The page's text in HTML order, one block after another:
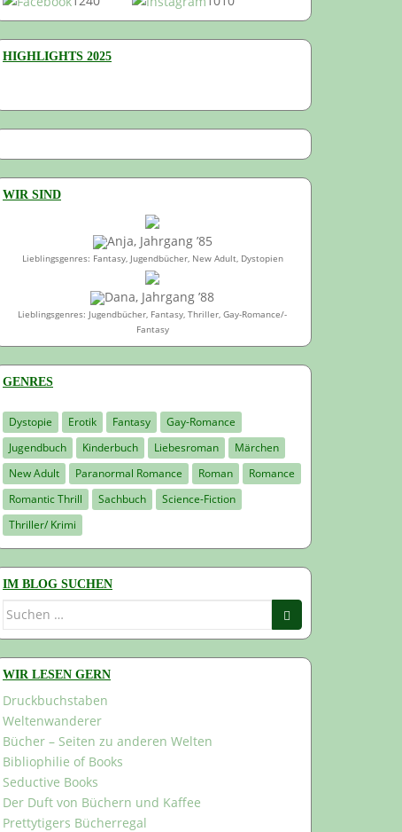
HIGHLIGHTS 2025
WIR SIND
Anja, Jahrgang ’85
Lieblingsgenres: Fantasy, Jugendbücher, New Adult, Dystopien
Dana, Jahrgang ’88
Lieblingsgenres: Jugendbücher, Fantasy, Thriller, Gay-Romance/-
Fantasy
GENRES
Dystopie Erotik Fantasy
Gay-Romance
Jugendbuch
Kinderbuch Liebesroman
Märchen
New Adult
Paranormal Romance Roman
Romance
Romantic Thrill
Sachbuch
Science-Fiction
Thriller/ Krimi
IM BLOG SUCHEN
Suchen
WIR LESEN GERN
Druckbuchstaben
Weltenwanderer
Bücher – Seiten zu anderen Welten
Bibliophilie of Books
Seductive Books
Der Duft von Büchern und Kaffee
Prettytigers Bücherregal